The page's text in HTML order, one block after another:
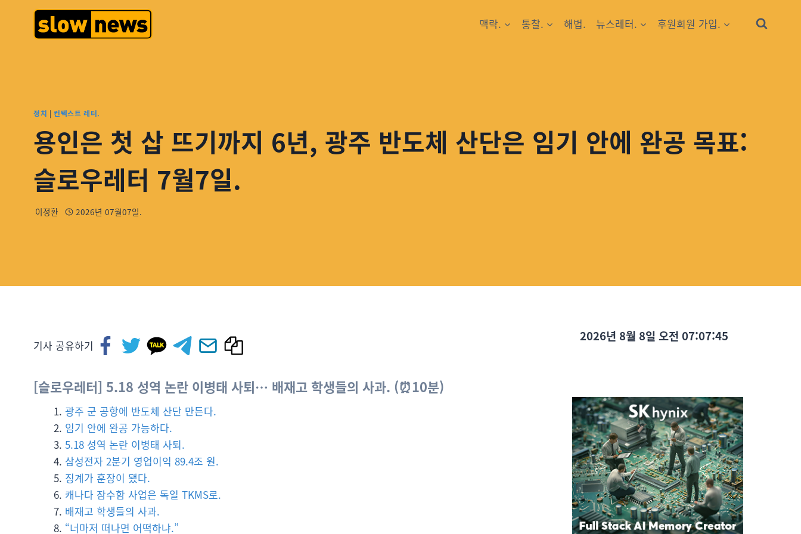
맥락. 통찰. 해법. 뉴스레터. 후원회원 가입.
정치 | 컨텍스트 레터.
용인은 첫 삽 뜨기까지 6년, 광주 반도체 산단은 임기 안에 완공 목표:
슬로우레터 7월7일.
이정환 2026년 07월07일.
기사 공유하기
[슬로우레터] 5.18 성역 논란 이병태 사퇴… 배재고 학생들의 사과. (⏰10분)
광주 군 공항에 반도체 산단 만든다.
임기 안에 완공 가능하다.
5.18 성역 논란 이병태 사퇴.
삼성전자 2분기 영업이익 89.4조 원.
징계가 훈장이 됐다.
캐나다 잠수함 사업은 독일 TKMS로.
배재고 학생들의 사과.
“너마저 떠나면 어떡하냐.”
2026년 8월 8일 오전 07:07:46